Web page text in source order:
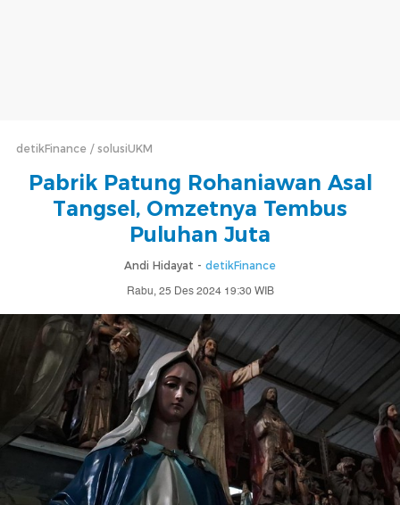
detikFinance solusiUKM
Pabrik Patung Rohaniawan Asal
Tangsel, Omzetnya Tembus
Puluhan Juta
Andi Hidayat - detikFinance
Rabu, 25 Des 2024 19:30 WIB